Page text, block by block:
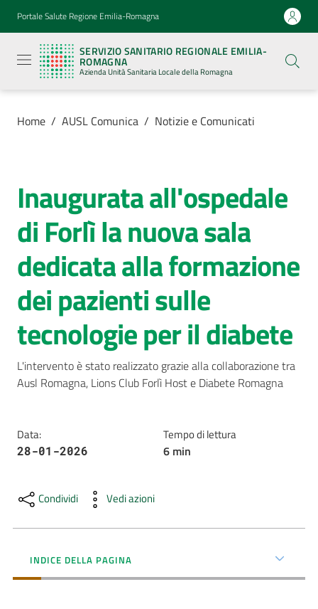
Vai al contenuto
Vai alla navigazione
Vai al footer
Portale Salute Regione Emilia-Romagna
SERVIZIO SANITARIO REGIONALE EMILIA-
ROMAGNA
Azienda Unità Sanitaria Locale della Romagna
Sanitario
Regionale
Emilia-
Romagna
Azienda
Sanitaria
Locale della
Azienda
Servizi
Luoghi
di
cura
AUSL
Comunica
dei
Servizi
a...
Home / AUSL Comunica / Notizie e Comunicati
Salta al contenuto
Inaugurata all'ospedale
di Forlì la nuova sala
dedicata alla formazione
dei pazienti sulle
tecnologie per il diabete
L'intervento è stato realizzato grazie alla collaborazione tra
Ausl Romagna, Lions Club Forlì Host e Diabete Romagna
Data:
28-01-2026
Tempo di lettura
6 min
Condividi Vedi azioni
INDICE DELLA PAGINA